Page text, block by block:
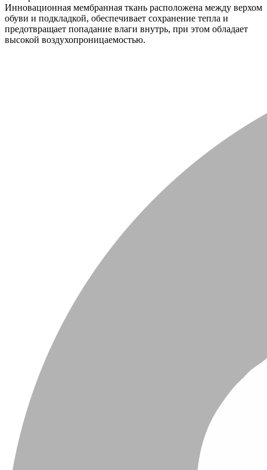
Инновационная мембранная ткань расположена между верхом
обуви и подкладкой, обеспечивает сохранение тепла и
предотвращает попадание влаги внутрь, при этом обладает
высокой воздухопроницаемостью.